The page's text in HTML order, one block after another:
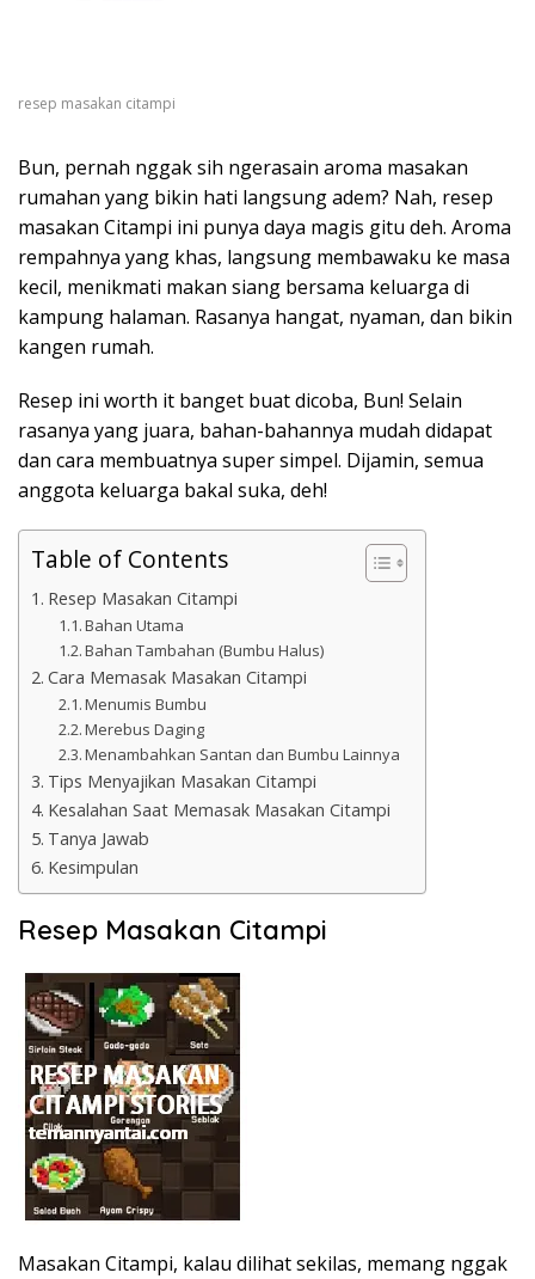
resep masakan citampi
Bun, pernah nggak sih ngerasain aroma masakan
rumahan yang bikin hati langsung adem? Nah, resep
masakan Citampi ini punya daya magis gitu deh. Aroma
rempahnya yang khas, langsung membawaku ke masa
kecil, menikmati makan siang bersama keluarga di
kampung halaman. Rasanya hangat, nyaman, dan bikin
kangen rumah.
Resep ini worth it banget buat dicoba, Bun! Selain
rasanya yang juara, bahan-bahannya mudah didapat
dan cara membuatnya super simpel. Dijamin, semua
anggota keluarga bakal suka, deh!
Table of Contents
Resep Masakan Citampi
Bahan Utama
Bahan Tambahan (Bumbu Halus)
Cara Memasak Masakan Citampi
Menumis Bumbu
Merebus Daging
Menambahkan Santan dan Bumbu Lainnya
Tips Menyajikan Masakan Citampi
Kesalahan Saat Memasak Masakan Citampi
Tanya Jawab
Kesimpulan
Resep Masakan Citampi
Masakan Citampi, kalau dilihat sekilas, memang nggak